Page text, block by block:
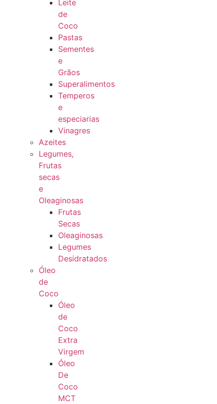
Leite
de
Coco
Pastas
Sementes
e
Grãos
Superalimentos
Temperos
e
especiarias
Vinagres
Azeites
Legumes,
Frutas
secas
e
Oleaginosas
Frutas
Secas
Oleaginosas
Legumes
Desidratados
Óleo
de
Coco
Óleo
de
Coco
Extra
Virgem
Óleo
De
Coco
MCT